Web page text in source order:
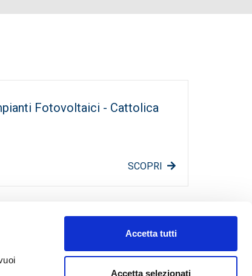
Accetta tutti
Accetta selezionati
Fotovoltaici - Cattolica
SCOPRI
Fotogallery